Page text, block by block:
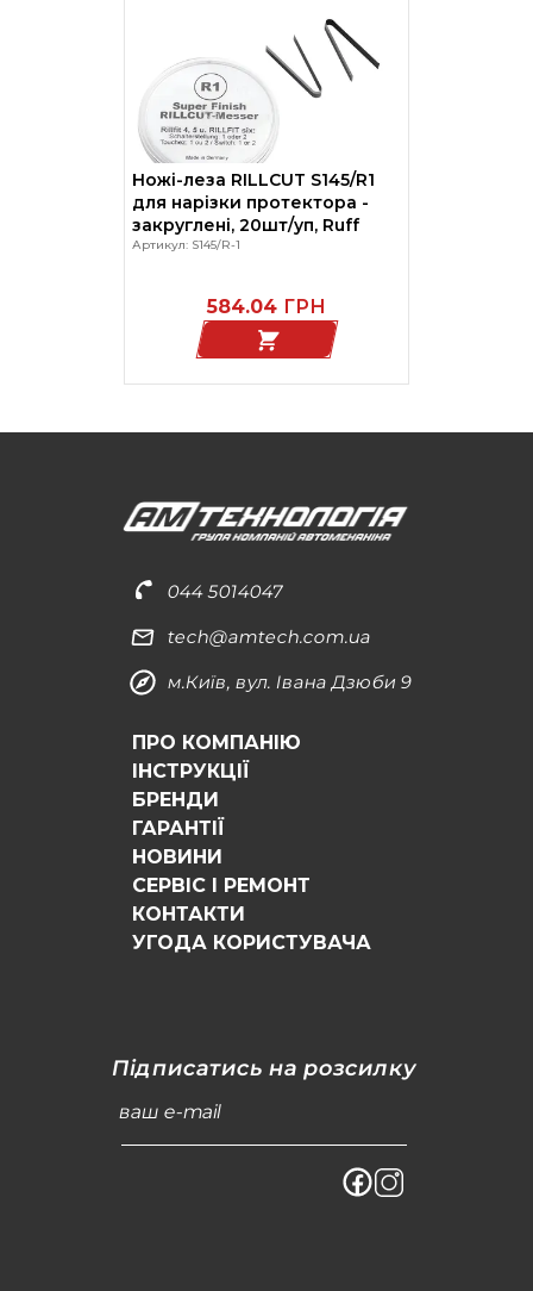
Ножі-леза RILLCUT S145/R1
для нарізки протектора -
закруглені, 20шт/уп, Ruff
Артикул: S145/R-1
584.04 ГРН
044 5014047
tech@amtech.com.ua
м.Київ, вул. Івана Дзюби 9
ПРО КОМПАНІЮ
ІНСТРУКЦІЇ
БРЕНДИ
ГАРАНТІЇ
НОВИНИ
СЕРВІС І РЕМОНТ
КОНТАКТИ
УГОДА КОРИСТУВАЧА
Підписатись на розсилку
ваш e-mail